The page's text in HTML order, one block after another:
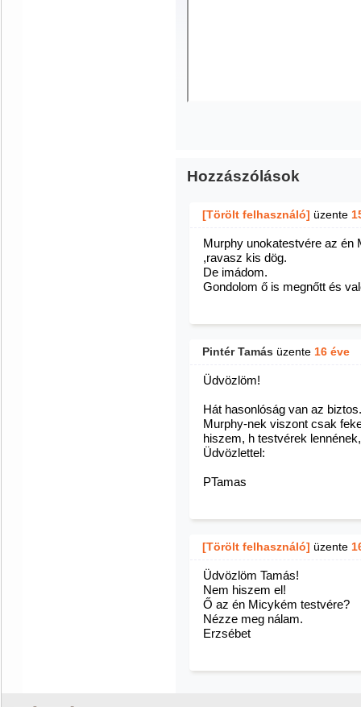
Hozzászólások
[Törölt felhasználó] üzente
Murphy unokatestvére az én
,ravasz kis dög.
De imádom.
Gondolom ő is megnőtt és
Pintér Tamás üzente 16 éve
Üdvözlöm!
Hát hasonlóság van az
Murphy-nek viszont csak
hiszem, h testvérek
Üdvözlettel:
PTamas
[Törölt felhasználó] üzente
Üdvözlöm Tamás!
Nem hiszem el!
Ő az én Micykém testvére?
Nézze meg nálam.
Erzsébet